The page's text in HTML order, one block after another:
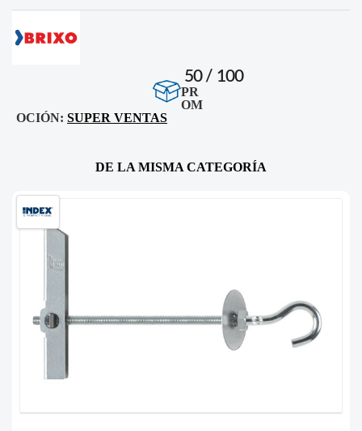
50 / 100
PR
OM
OCIÓN: SUPER VENTAS
DE LA MISMA CATEGORÍA